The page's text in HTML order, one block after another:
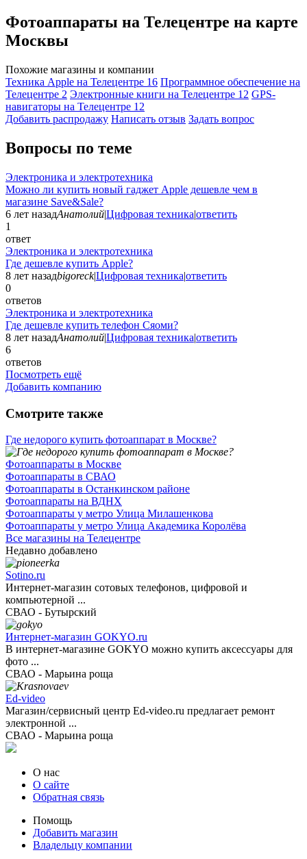
Фотоаппараты на Телецентре на карте
Москвы
Похожие магазины и компании
Техника Apple на Телецентре 16 Программное обеспечение на
Телецентре 2 Электронные книги на Телецентре 12 GPS-
навигаторы на Телецентре 12
Добавить раcпродажу Написать отзыв Задать вопрос
Вопросы по теме
Электроника и электротехника
Можно ли купить новый гаджет Apple дешевле чем в
магазине Save&Sale?
6 лет назадАнатолий|Цифровая техника|ответить
1
ответ
Электроника и электротехника
Где дешевле купить Apple?
8 лет назадbigoreck|Цифровая техника|ответить
0
ответов
Электроника и электротехника
Где дешевле купить телефон Сяоми?
8 лет назадАнатолий|Цифровая техника|ответить
6
ответов
Посмотреть ещё
Добавить компанию
Смотрите также
Где недорого купить фотоаппарат в Москве?
Фотоаппараты в Москве
Фотоаппараты в СВАО
Фотоаппараты в Останкинском районе
Фотоаппараты на ВДНХ
Фотоаппараты у метро Улица Милашенкова
Фотоаппараты у метро Улица Академика Королёва
Все магазины на Телецентре
Недавно добавлено
Sotino.ru
Интернет-магазин сотовых телефонов, цифровой и
компьютерной ...
СВАО - Бутырский
Интернет-магазин GOKYO.ru
В интернет-магазине GOKYO можно купить аксессуары для
фото ...
СВАО - Марьина роща
Ed-video
Магазин/сервисный центр Ed-video.ru предлагает ремонт
электронной ...
СВАО - Марьина роща
О нас
О сайте
Обратная связь
Помощь
Добавить магазин
Владельцу компании